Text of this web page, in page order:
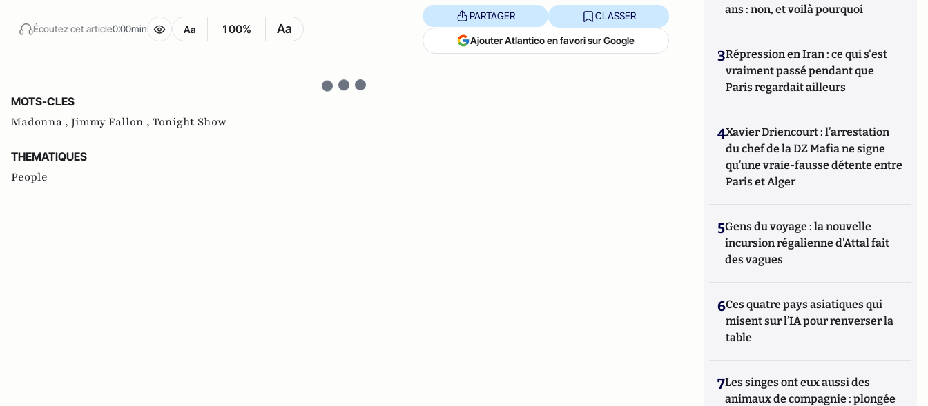
Écoutez cet article0:00min Aa 100% Aa
PARTAGER CLASSER
Ajouter Atlantico en favori sur Google
MOTS-CLES
Madonna , Jimmy Fallon , Tonight Show
THEMATIQUES
People
ans : non, et voilà pourquoi
3Répression en Iran : ce qui s'est
vraiment passé pendant que
Paris regardait ailleurs
4Xavier Driencourt : l’arrestation
du chef de la DZ Mafia ne signe
qu’une vraie-fausse détente entre
Paris et Alger
5Gens du voyage : la nouvelle
incursion régalienne d'Attal fait
des vagues
6Ces quatre pays asiatiques qui
misent sur l’IA pour renverser la
table
7Les singes ont eux aussi des
animaux de compagnie : plongée